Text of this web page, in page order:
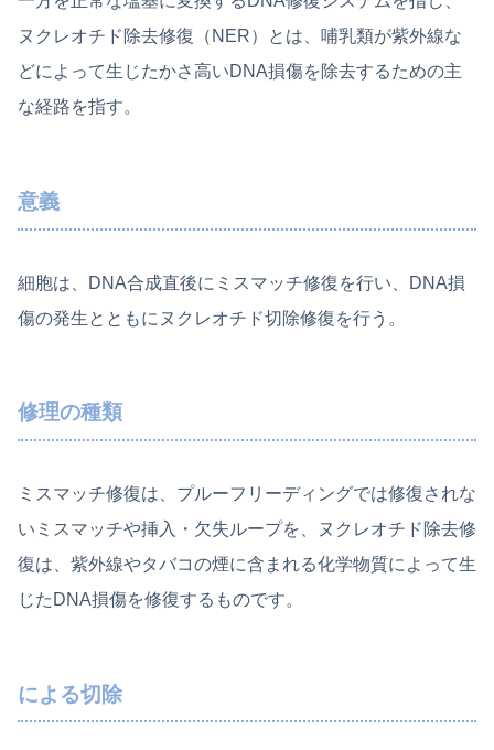
ヌクレオチド除去修復（NER）とは、哺乳類が紫外線な
どによって生じたかさ高いDNA損傷を除去するための主
な経路を指す。
意義
細胞は、DNA合成直後にミスマッチ修復を行い、DNA損
傷の発生とともにヌクレオチド切除修復を行う。
修理の種類
ミスマッチ修復は、プルーフリーディングでは修復されな
いミスマッチや挿入・欠失ループを、ヌクレオチド除去修
復は、紫外線やタバコの煙に含まれる化学物質によって生
じたDNA損傷を修復するものです。
による切除